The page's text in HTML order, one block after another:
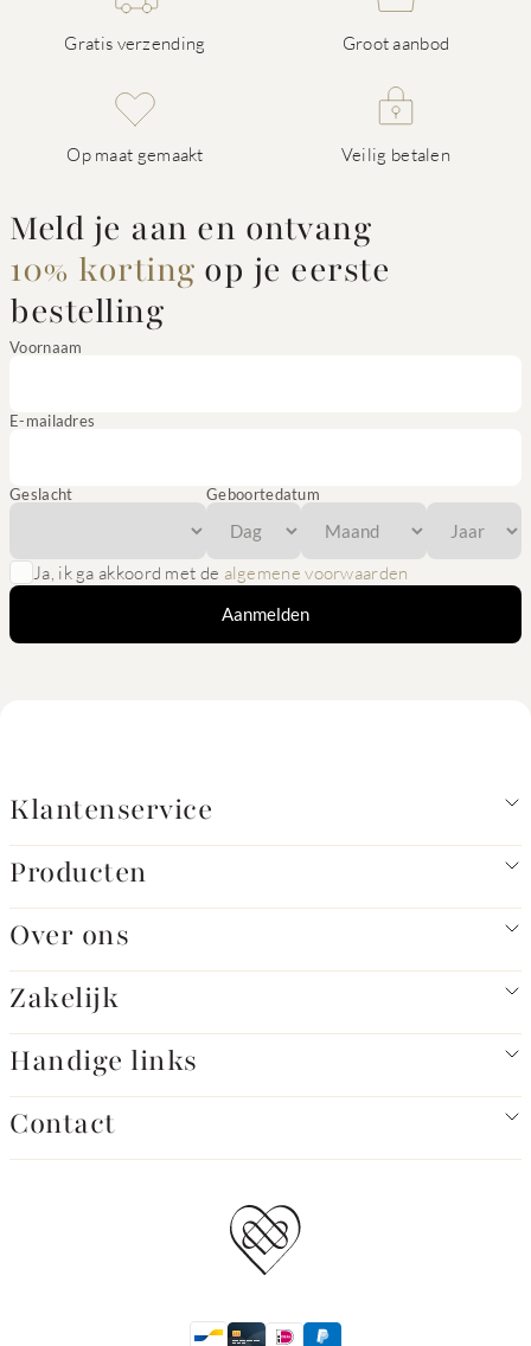
Gratis verzending Groot aanbod
Op maat gemaakt Veilig betalen
Meld je aan en ontvang
10% korting op je eerste
bestelling
Voornaam
E-mailadres
Geslacht Geboortedatum
Ja, ik ga akkoord met de algemene voorwaarden
Aanmelden
Klantenservice
Producten
Over ons
Zakelijk
Handige links
Contact